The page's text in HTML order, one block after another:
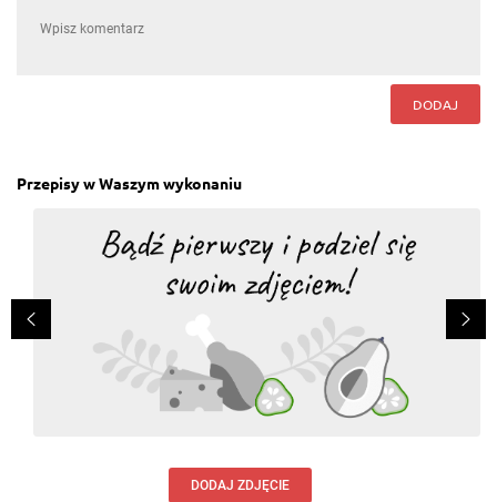
DODAJ
Przepisy w Waszym wykonaniu
DODAJ ZDJĘCIE